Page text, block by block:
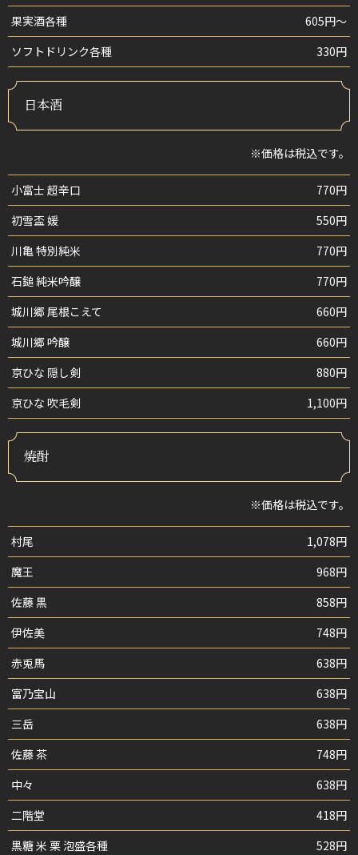
果実酒各種
605円〜
ソフトドリンク各種
330円
日本酒
※価格は税込です。
小富士 超辛口
770円
初雪盃 媛
550円
川亀 特別純米
770円
石鎚 純米吟醸
770円
城川郷 尾根こえて
660円
城川郷 吟醸
660円
京ひな 隠し剣
880円
京ひな 吹毛剣
1,100円
焼酎
※価格は税込です。
村尾
1,078円
魔王
968円
佐藤 黒
858円
伊佐美
748円
赤兎馬
638円
富乃宝山
638円
三岳
638円
佐藤 茶
748円
中々
638円
二階堂
418円
黒糖 米 栗 泡盛各種
528円